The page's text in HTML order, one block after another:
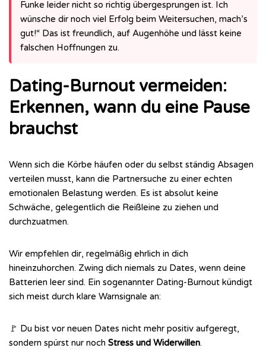
Funke leider nicht so richtig übergesprungen ist. Ich
wünsche dir noch viel Erfolg beim Weitersuchen, mach’s
gut!“ Das ist freundlich, auf Augenhöhe und lässt keine
falschen Hoffnungen zu.
Dating-Burnout vermeiden:
Erkennen, wann du eine Pause
brauchst
Wenn sich die Körbe häufen oder du selbst ständig Absagen
verteilen musst, kann die Partnersuche zu einer echten
emotionalen Belastung werden. Es ist absolut keine
Schwäche, gelegentlich die Reißleine zu ziehen und
durchzuatmen.
Wir empfehlen dir, regelmäßig ehrlich in dich
hineinzuhorchen. Zwing dich niemals zu Dates, wenn deine
Batterien leer sind. Ein sogenannter Dating-Burnout kündigt
sich meist durch klare Warnsignale an:
🚩 Du bist vor neuen Dates nicht mehr positiv aufgeregt,
sondern spürst nur noch Stress und Widerwillen.